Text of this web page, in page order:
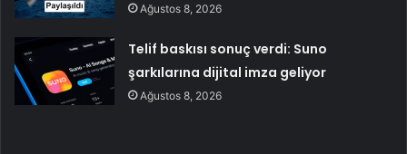
Ağustos 8, 2026
Telif baskısı sonuç verdi: Suno
şarkılarına dijital imza geliyor
Ağustos 8, 2026